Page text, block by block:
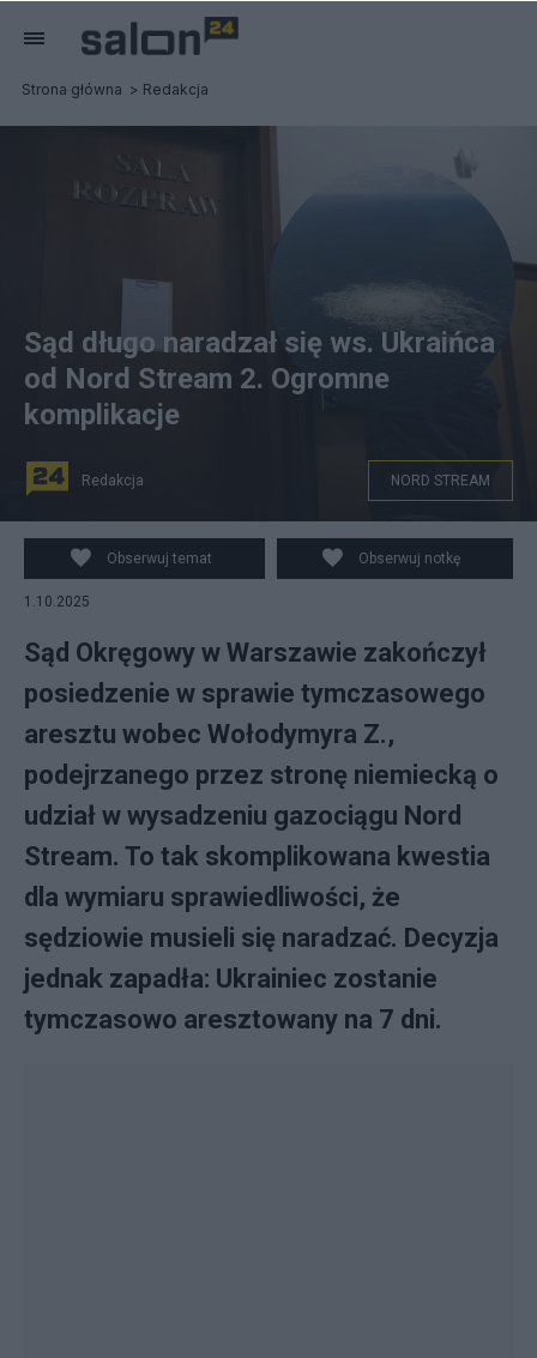
Strona główna Redakcja
Sąd długo naradzał się ws. Ukraińca
od Nord Stream 2. Ogromne
komplikacje
Redakcja NORD STREAM
Obserwuj temat Obserwuj notkę
1.10.2025
Sąd Okręgowy w Warszawie zakończył
posiedzenie w sprawie tymczasowego
aresztu wobec Wołodymyra Z.,
podejrzanego przez stronę niemiecką o
udział w wysadzeniu gazociągu Nord
Stream. To tak skomplikowana kwestia
dla wymiaru sprawiedliwości, że
sędziowie musieli się naradzać. Decyzja
jednak zapadła: Ukrainiec zostanie
tymczasowo aresztowany na 7 dni.